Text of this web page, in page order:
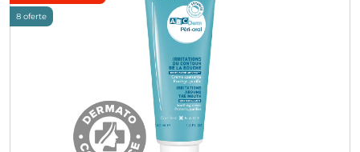
8 oferte